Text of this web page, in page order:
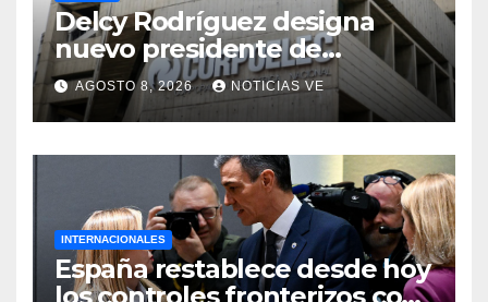
Delcy Rodríguez designa
nuevo presidente de
Corpoelec y nuevo
viceministro de Servicios
Eléctricos
AGOSTO 8, 2026 NOTICIAS VE
INTERNACIONALES
España restablece desde hoy
los controles fronterizos con